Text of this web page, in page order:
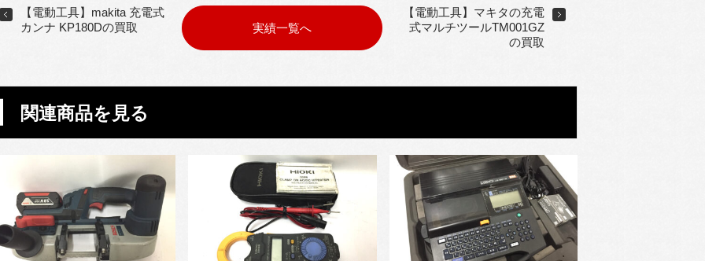
【電動工具】makita 充電式
カンナ KP180Dの買取
実績一覧へ
【電動工具】マキタの充電
式マルチツールTM001GZ
の買取
関連商品を見る